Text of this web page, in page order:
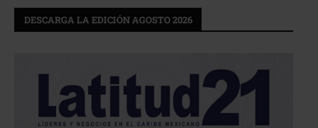
DESCARGA LA EDICIÓN AGOSTO 2026